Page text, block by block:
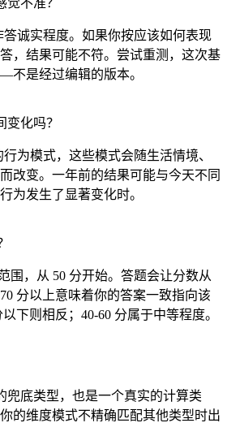
诚实程度。如果你按应该如何表现
，结果可能不符。尝试重测，这次基
是经过编辑的版本。
化吗？
为模式，这些模式会随生活情境、
改变。一年前的结果可能与今天不同
发生了显著变化时。
围，从 50 分开始。答题会让分数从
分以上意味着你的答案一致指向该
下则相反；40-60 分属于中等程度。
兜底类型，也是一个真实的计算类
的维度模式不精确匹配其他类型时出